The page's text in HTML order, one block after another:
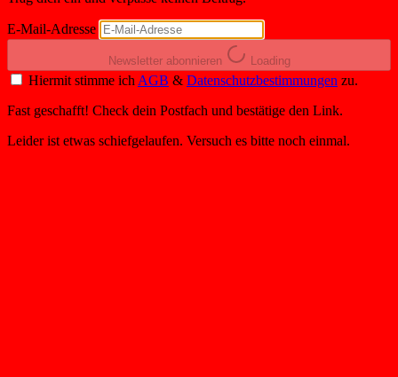
E-Mail-Adresse
Newsletter abonnieren Loading
Hiermit stimme ich AGB & Datenschutzbestimmungen zu.
Fast geschafft! Check dein Postfach und bestätige den Link.
Leider ist etwas schiefgelaufen. Versuch es bitte noch einmal.